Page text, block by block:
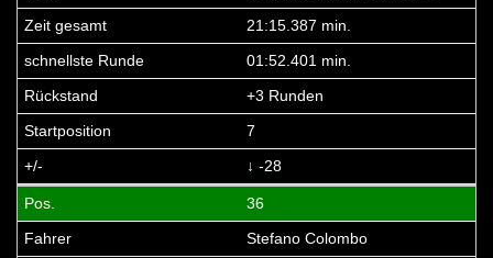
21:15.387 min.
01:52.401 min.
+3 Runden
7
↓ -28
36
Stefano Colombo